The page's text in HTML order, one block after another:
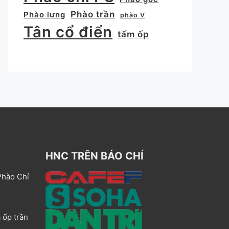
Phào lưng
Phào trần phào V
Tân cổ điển tấm ốp
Chỉ
ốp trần
HNC TRÊN BÁO CHÍ